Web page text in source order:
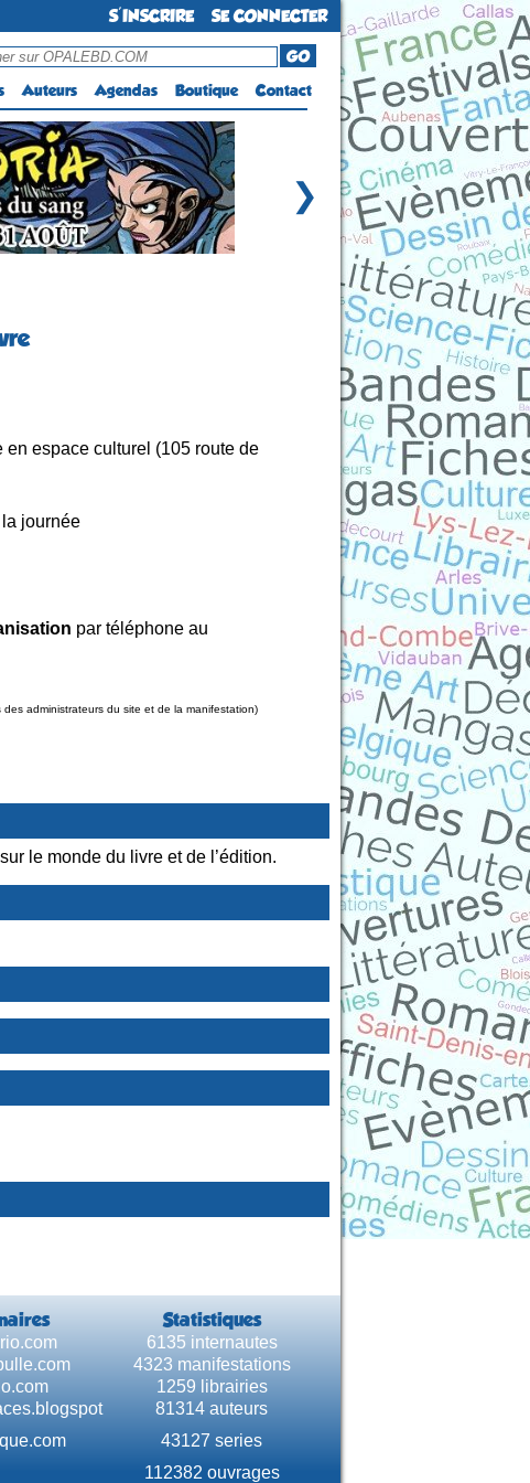
S'INSCRIRE
SE CONNECTER
GO
Auteurs Agendas Boutique Contact
❯
espace culturel (105 route de
journée
par téléphone au
administrateurs du site et de la manifestation)
le monde du livre et de l’édition.
Statistiques
6135 internautes
4323 manifestations
1259 librairies
81314 auteurs
43127 series
112382 ouvrages